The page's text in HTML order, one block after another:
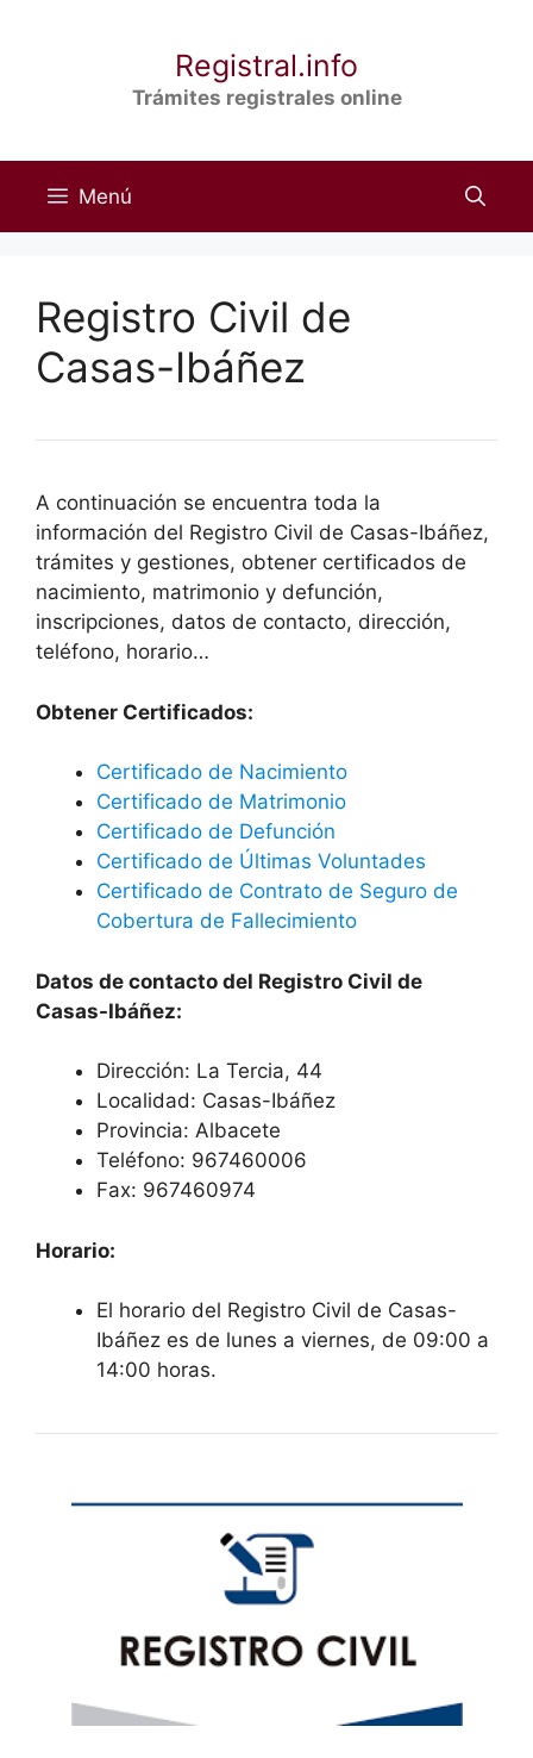
Registral.info
Trámites registrales online
Menú
Registro Civil de
Casas-Ibáñez
A continuación se encuentra toda la
información del Registro Civil de Casas-Ibáñez,
trámites y gestiones, obtener certificados de
nacimiento, matrimonio y defunción,
inscripciones, datos de contacto, dirección,
teléfono, horario…
Obtener Certificados:
Certificado de Nacimiento
Certificado de Matrimonio
Certificado de Defunción
Certificado de Últimas Voluntades
Certificado de Contrato de Seguro de
Cobertura de Fallecimiento
Datos de contacto del Registro Civil de
Casas-Ibáñez:
Dirección: La Tercia, 44
Localidad: Casas-Ibáñez
Provincia: Albacete
Teléfono: 967460006
Fax: 967460974
Horario:
El horario del Registro Civil de Casas-
Ibáñez es de lunes a viernes, de 09:00 a
14:00 horas.